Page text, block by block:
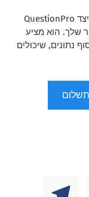
אתה יכול להירשם לניסיון בחינם כדי ללמוד כיצד QuestionPro
שלך. הוא מציע
נתונים, שיכולים
תשלום